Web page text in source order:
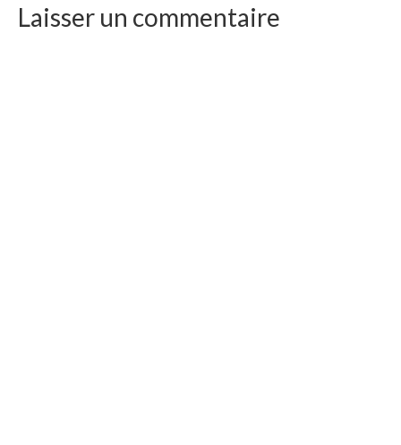
Laisser un commentaire